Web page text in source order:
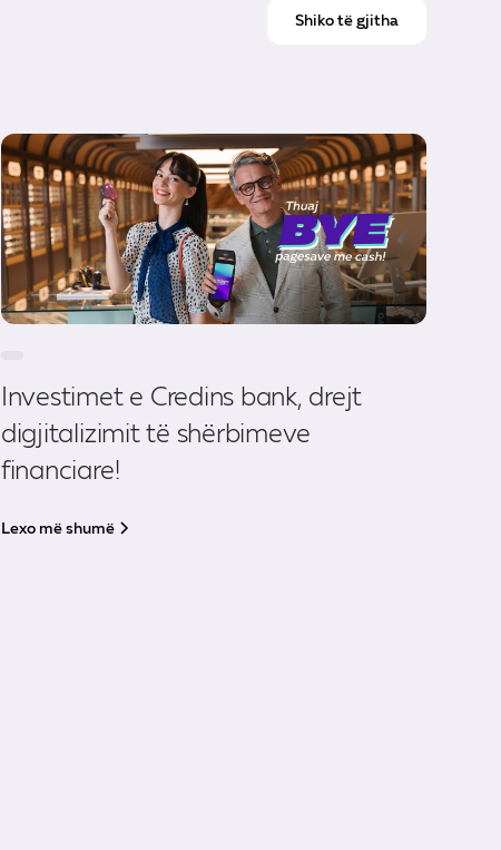
Shiko të gjitha
Investimet e Credins bank, drejt
digjitalizimit të shërbimeve
financiare!
Lexo më shumë